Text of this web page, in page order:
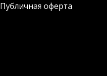
Публичная оферта